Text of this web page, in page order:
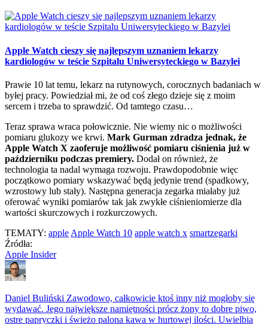
Apple Watch cieszy się najlepszym uznaniem lekarzy
kardiologów w teście Szpitalu Uniwersyteckiego w Bazylei
Prawie 10 lat temu, lekarz na rutynowych, corocznych badaniach w
byłej pracy. Powiedział mi, że od coś złego dzieje się z moim
sercem i trzeba to sprawdzić. Od tamtego czasu…
Teraz sprawa wraca połowicznie. Nie wiemy nic o możliwości
pomiaru glukozy we krwi. Mark Gurman zdradza jednak, że
Apple Watch X zaoferuje możliwość pomiaru ciśnienia już w
październiku podczas premiery. Dodał on również, że
technologia ta nadal wymaga rozwoju. Prawdopodobnie więc
początkowo pomiary wskazywać będą jedynie trend (spadkowy,
wzrostowy lub stały). Następna generacja zegarka miałaby już
oferować wyniki pomiarów tak jak zwykłe ciśnieniomierze dla
wartości skurczowych i rozkurczowych.
TEMATY: apple Apple Watch 10 apple watch x smartzegarki
Źródła:
Apple Insider
Daniel Buliński Zawodowo, całkowicie ktoś inny niż mogłoby się
wydawać. Jego największe namiętności prócz żony to dobre piwo,
ostre papryczki i świeżo palona kawa w hurtowej ilości. Uwielbia